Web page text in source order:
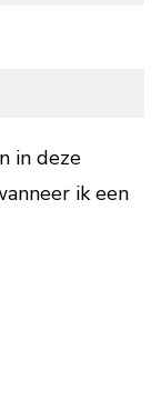
in deze
ik een